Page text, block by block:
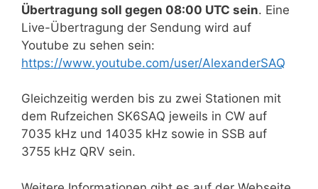
Übertragung soll gegen 08:00 UTC sein. Eine
Live-Übertragung der Sendung wird auf
Youtube zu sehen sein:
https://www.youtube.com/user/AlexanderSAQ
Gleichzeitig werden bis zu zwei Stationen mit
dem Rufzeichen SK6SAQ jeweils in CW auf
7035 kHz und 14035 kHz sowie in SSB auf
3755 kHz QRV sein.